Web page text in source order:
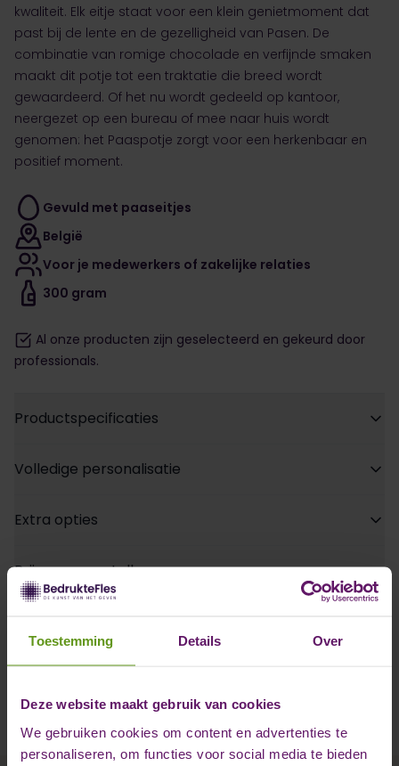
Toestemming Details Over
Deze website maakt gebruik van cookies
We gebruiken cookies om content en advertenties te
personaliseren, om functies voor social media te bieden
kwaliteit. Elk eitje staat voor een klein genietmoment dat
past bij de lente en de gezelligheid van Pasen. De
combinatie van romige chocolade en verfijnde smaken
maakt dit potje tot een traktatie die breed wordt
gewaardeerd. Of het nu wordt gedeeld op kantoor,
neergezet op een bureau of mee naar huis wordt
genomen: het Paaspotje zorgt voor een herkenbaar en
positief moment.
Gevuld met paaseitjes
België
Voor je medewerkers of zakelijke relaties
300 gram
Al onze producten zijn geselecteerd en gekeurd door
professionals.
Productspecificaties
Volledige personalisatie
Extra opties
Prijzen en aantallen
Bezorginformatie